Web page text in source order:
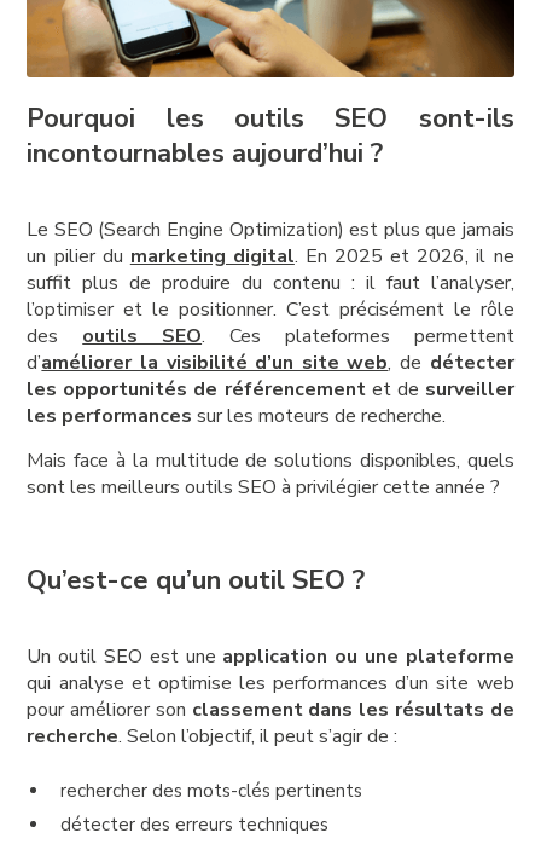
Pourquoi les outils SEO sont-ils
incontournables aujourd’hui ?
Le SEO (Search Engine Optimization) est plus que jamais
un pilier du marketing digital. En 2025 et 2026, il ne
suffit plus de produire du contenu : il faut l’analyser,
l’optimiser et le positionner. C’est précisément le rôle
des outils SEO. Ces plateformes permettent
d’améliorer la visibilité d’un site web, de détecter
les opportunités de référencementet de surveiller
les performances sur les moteurs de recherche.
Mais face à la multitude de solutions disponibles, quels
sont les meilleurs outils SEO à privilégier cette année ?
Qu’est-ce qu’un outil SEO ?
Un outil SEO est une application ou une plateforme
qui analyse et optimise les performances d’un site web
pour améliorer son classement dans les résultats de
recherche. Selon l’objectif, il peut s’agir de :
rechercher des mots-clés pertinents
détecter des erreurs techniques